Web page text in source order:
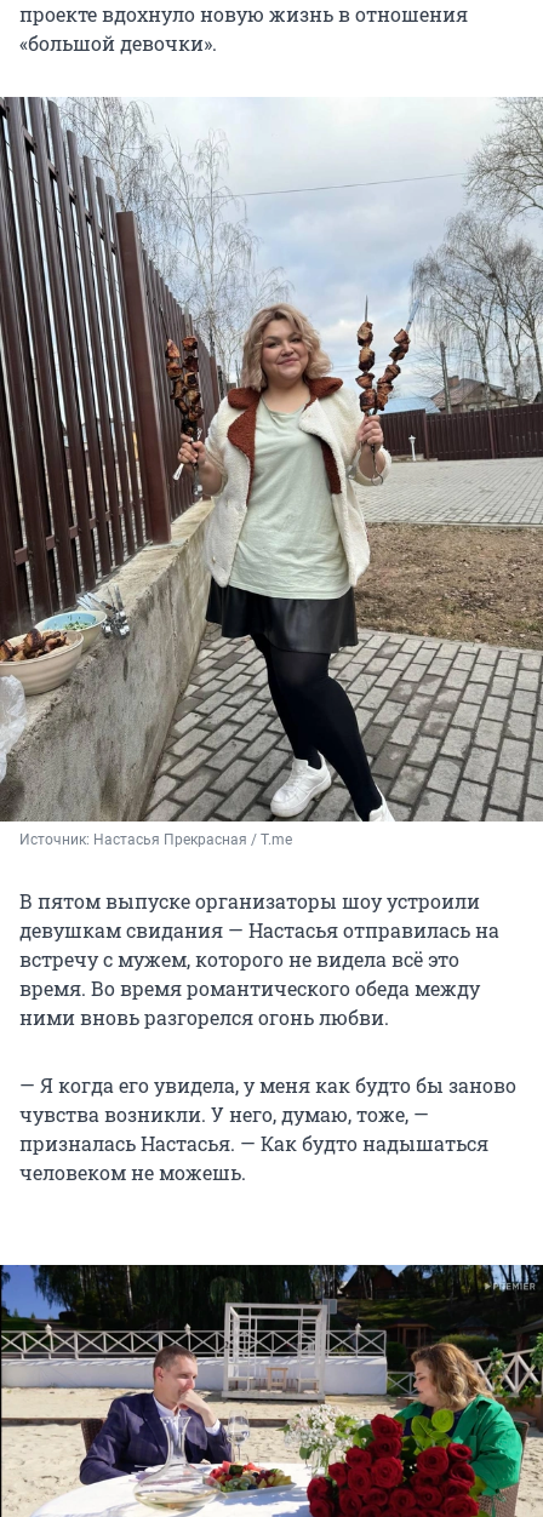
проекте вдохнуло новую жизнь в отношения
«большой девочки».
Источник: Настасья Прекрасная / T.me
В пятом выпуске организаторы шоу устроили
девушкам свидания — Настасья отправилась на
встречу с мужем, которого не видела всё это
время. Во время романтического обеда между
ними вновь разгорелся огонь любви.
— Я когда его увидела, у меня как будто бы заново
чувства возникли. У него, думаю, тоже, —
призналась Настасья. — Как будто надышаться
человеком не можешь.